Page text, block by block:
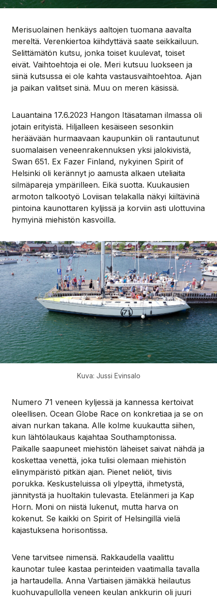
Merisuolainen henkäys aaltojen tuomana aavalta
mereltä. Verenkiertoa kiihdyttävä saate seikkailuun.
Selittämätön kutsu, jonka toiset kuulevat, toiset
eivät. Vaihtoehtoja ei ole. Meri kutsuu luokseen ja
siinä kutsussa ei ole kahta vastausvaihtoehtoa. Ajan
ja paikan valitset sinä. Muu on meren käsissä.
Lauantaina 17.6.2023 Hangon Itäsataman ilmassa oli
jotain erityistä. Hiljalleen kesäiseen sesonkiin
heräävään hurmaavaan kaupunkiin oli rantautunut
suomalaisen veneenrakennuksen yksi jalokivistä,
Swan 651. Ex Fazer Finland, nykyinen Spirit of
Helsinki oli kerännyt jo aamusta alkaen uteliaita
silmäpareja ympärilleen. Eikä suotta. Kuukausien
armoton talkootyö Loviisan telakalla näkyi kiiltävinä
pintoina kaunottaren kyljissä ja korviin asti ulottuvina
hymyinä miehistön kasvoilla.
Kuva: Jussi Evinsalo
Numero 71 veneen kyljessä ja kannessa kertoivat
oleellisen. Ocean Globe Race on konkretiaa ja se on
aivan nurkan takana. Alle kolme kuukautta siihen,
kun lähtölaukaus kajahtaa Southamptonissa.
Paikalle saapuneet miehistön läheiset saivat nähdä ja
koskettaa venettä, joka tulisi olemaan miehistön
elinympäristö pitkän ajan. Pienet neliöt, tiivis
porukka. Keskusteluissa oli ylpeyttä, ihmetystä,
jännitystä ja huoltakin tulevasta. Etelänmeri ja Kap
Horn. Moni on niistä lukenut, mutta harva on
kokenut. Se kaikki on Spirit of Helsingillä vielä
kajastuksena horisontissa.
Vene tarvitsee nimensä. Rakkaudella vaalittu
kaunotar tulee kastaa perinteiden vaatimalla tavalla
ja hartaudella. Anna Vartiaisen jämäkkä heilautus
kuohuvapullolla veneen keulan ankkurin oli juuri